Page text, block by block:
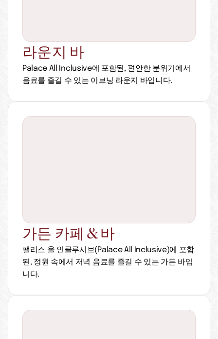
라운지 바
Palace All Inclusive에 포함된, 편안한 분위기에서
음료를 즐길 수 있는 이브닝 라운지 바입니다.
가든 카페 & 바
팰리스 올 인클루시브(Palace All Inclusive)에 포함
된, 정원 속에서 저녁 음료를 즐길 수 있는 가든 바입
니다.